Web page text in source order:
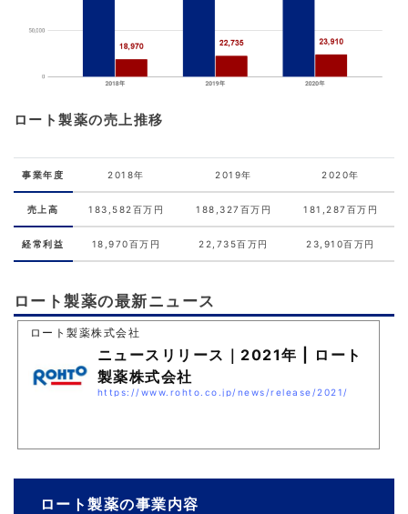
ロート製薬の売上推移
事業年度 2018年 2019年 2020年
売上高 183,582百万円 188,327百万円 181,287百万円
経常利益 18,970百万円 22,735百万円 23,910百万円
ロート製薬の最新ニュース
ロート製薬株式会社
ニュースリリース｜2021年 | ロート
製薬株式会社
https://www.rohto.co.jp/news/release/2021/
ロート製薬の事業内容